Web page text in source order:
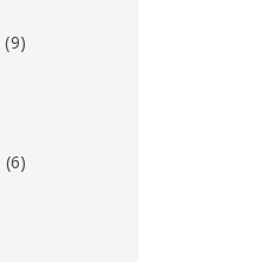
(9)
(6)